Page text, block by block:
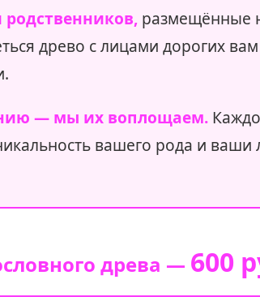
размещённые
древо с лицами дорогих
— мы их воплощаем.
вашего рода и
древа — 600